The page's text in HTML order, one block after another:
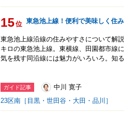
15位 東急池上線！便利で美味しく住
東急池上線沿線の住みやすさについて解
キロの東急池上線。東横線、田園都市線
気を残す同沿線には魅力がいろいろ。知
ガイド記事
中川 寛子
23区南［目黒・世田谷・大田・品川］